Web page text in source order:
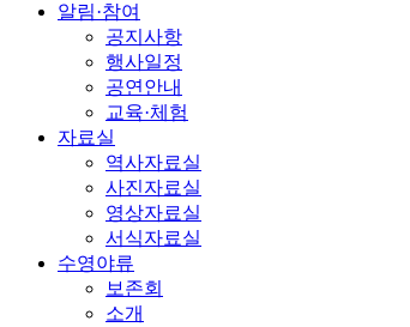
알림·참여
공지사항
행사일정
공연안내
교육·체험
자료실
역사자료실
사진자료실
영상자료실
서식자료실
수영야류
보존회
소개